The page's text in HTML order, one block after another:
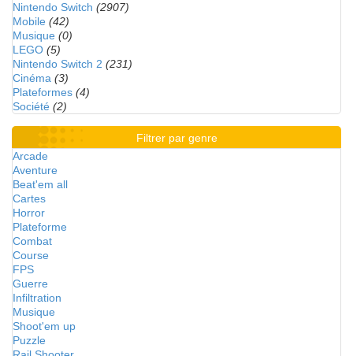
Nintendo Switch (2907)
Mobile (42)
Musique (0)
LEGO (5)
Nintendo Switch 2 (231)
Cinéma (3)
Plateformes (4)
Société (2)
Filtrer par genre
Arcade
Aventure
Beat'em all
Cartes
Horror
Plateforme
Combat
Course
FPS
Guerre
Infiltration
Musique
Shoot'em up
Puzzle